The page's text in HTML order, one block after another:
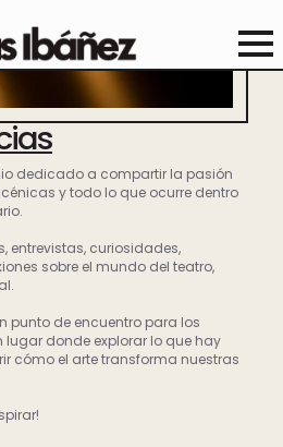
dedicado a compartir la pasión
y todo lo que ocurre dentro
entrevistas, curiosidades,
sobre el mundo del teatro,
punto de encuentro para los
donde explorar lo que hay
cómo el arte transforma nuestras